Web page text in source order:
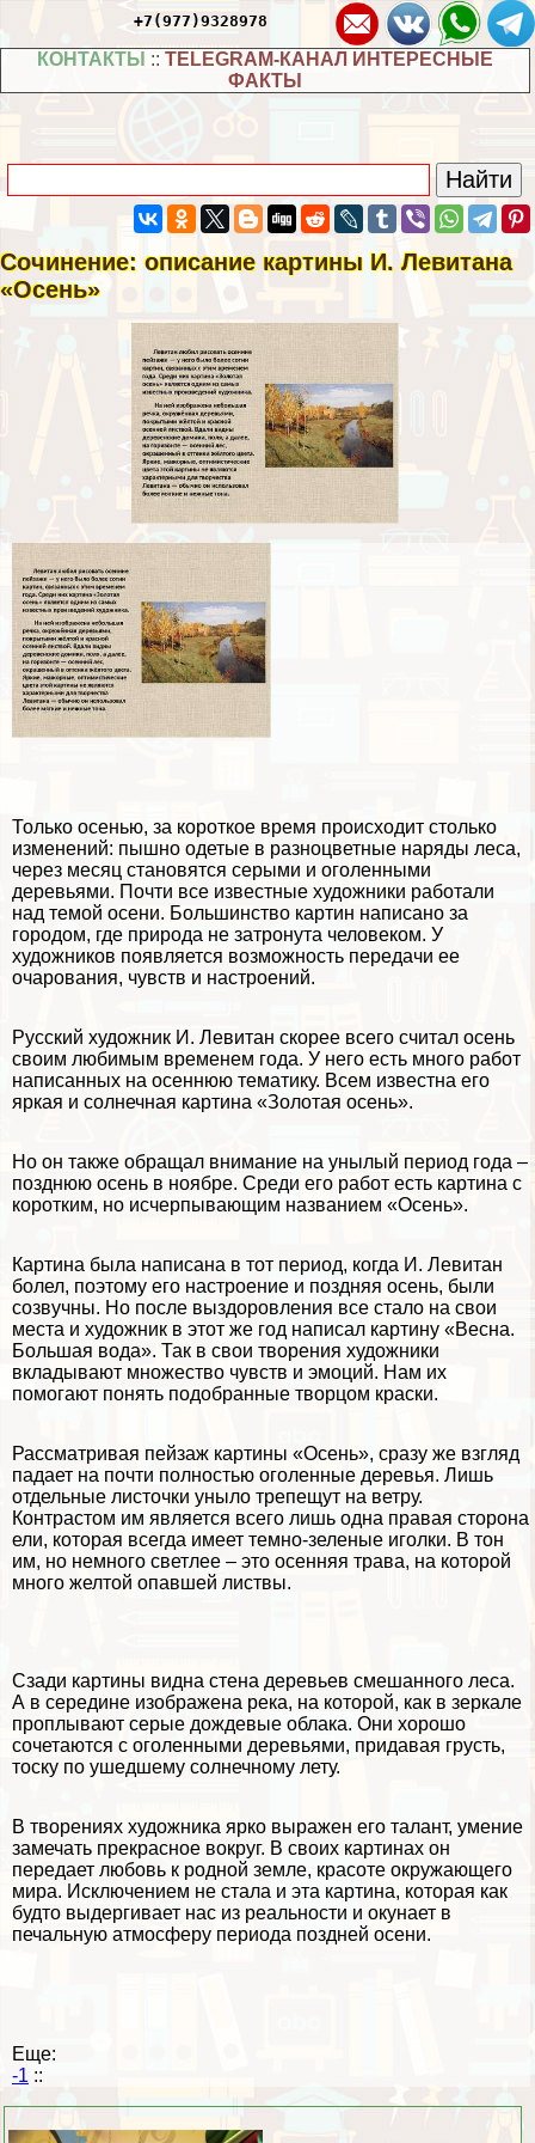
+7(977)9328978
КОНТАКТЫ :: TELEGRAM-КАНАЛ ИНТЕРЕСНЫЕ
ФАКТЫ
Сочинение: описание картины И. Левитана
«Осень»
Только осенью, за короткое время происходит столько
изменений: пышно одетые в разноцветные наряды леса,
через месяц становятся серыми и оголенными
деревьями. Почти все известные художники работали
над темой осени. Большинство картин написано за
городом, где природа не затронута человеком. У
художников появляется возможность передачи ее
очарования, чувств и настроений.
Русский художник И. Левитан скорее всего считал осень
своим любимым временем года. У него есть много работ
написанных на осеннюю тематику. Всем известна его
яркая и солнечная картина «Золотая осень».
Но он также обращал внимание на унылый период года –
позднюю осень в ноябре. Среди его работ есть картина с
коротким, но исчерпывающим названием «Осень».
Картина была написана в тот период, когда И. Левитан
болел, поэтому его настроение и поздняя осень, были
созвучны. Но после выздоровления все стало на свои
места и художник в этот же год написал картину «Весна.
Большая вода». Так в свои творения художники
вкладывают множество чувств и эмоций. Нам их
помогают понять подобранные творцом краски.
Рассматривая пейзаж картины «Осень», сразу же взгляд
падает на почти полностью оголенные деревья. Лишь
отдельные листочки уныло трепещут на ветру.
Контрастом им является всего лишь одна правая сторона
ели, которая всегда имеет темно-зеленые иголки. В тон
им, но немного светлее – это осенняя трава, на которой
много желтой опавшей листвы.
Сзади картины видна стена деревьев смешанного леса.
А в середине изображена река, на которой, как в зеркале
проплывают серые дождевые облака. Они хорошо
сочетаются с оголенными деревьями, придавая грусть,
тоску по ушедшему солнечному лету.
В творениях художника ярко выражен его талант, умение
замечать прекрасное вокруг. В своих картинах он
передает любовь к родной земле, красоте окружающего
мира. Исключением не стала и эта картина, которая как
будто выдергивает нас из реальности и окунает в
печальную атмосферу периода поздней осени.
Еще:
-1 ::